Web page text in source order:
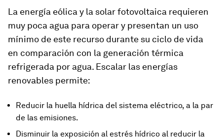
La energía eólica y la solar fotovoltaica requieren
muy poca agua para operar y presentan un uso
mínimo de este recurso durante su ciclo de vida
en comparación con la generación térmica
refrigerada por agua. Escalar las energías
renovables permite:
Reducir la huella hídrica del sistema eléctrico, a la par
de las emisiones.
Disminuir la exposición al estrés hídrico al reducir la